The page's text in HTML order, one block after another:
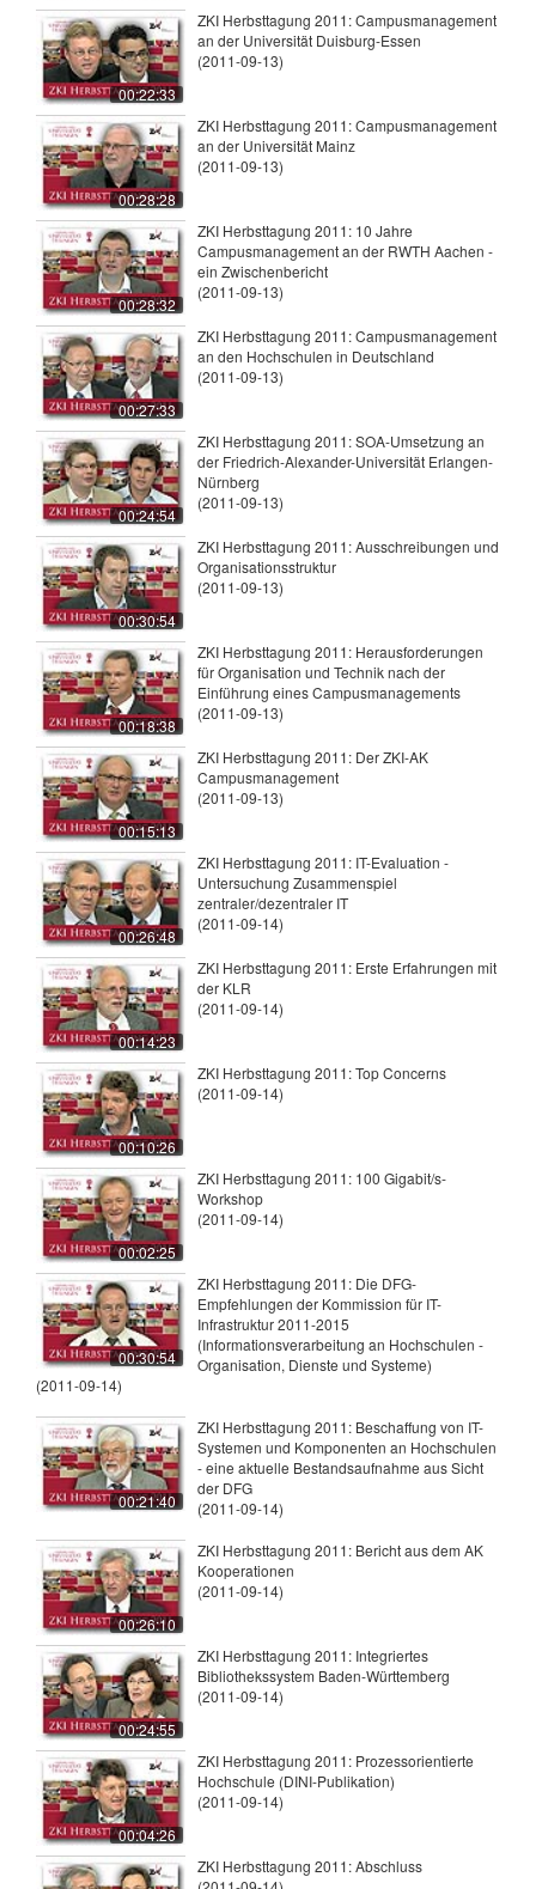
00:22:33
ZKI Herbsttagung 2011: Campusmanagement
an der Universität Duisburg-Essen
(2011-09-13)
00:28:28
ZKI Herbsttagung 2011: Campusmanagement
an der Universität Mainz
(2011-09-13)
00:28:32
ZKI Herbsttagung 2011: 10 Jahre
Campusmanagement an der RWTH Aachen -
ein Zwischenbericht
(2011-09-13)
00:27:33
ZKI Herbsttagung 2011: Campusmanagement
an den Hochschulen in Deutschland
(2011-09-13)
00:24:54
ZKI Herbsttagung 2011: SOA-Umsetzung an
der Friedrich-Alexander-Universität Erlangen-
Nürnberg
(2011-09-13)
00:30:54
ZKI Herbsttagung 2011: Ausschreibungen und
Organisationsstruktur
(2011-09-13)
00:18:38
ZKI Herbsttagung 2011: Herausforderungen
für Organisation und Technik nach der
Einführung eines Campusmanagements
(2011-09-13)
00:15:13
ZKI Herbsttagung 2011: Der ZKI-AK
Campusmanagement
(2011-09-13)
00:26:48
ZKI Herbsttagung 2011: IT-Evaluation -
Untersuchung Zusammenspiel
zentraler/dezentraler IT
(2011-09-14)
00:14:23
ZKI Herbsttagung 2011: Erste Erfahrungen mit
der KLR
(2011-09-14)
00:10:26
ZKI Herbsttagung 2011: Top Concerns
(2011-09-14)
00:02:25
ZKI Herbsttagung 2011: 100 Gigabit/s-
Workshop
(2011-09-14)
00:30:54
ZKI Herbsttagung 2011: Die DFG-
Empfehlungen der Kommission für IT-
Infrastruktur 2011-2015
(Informationsverarbeitung an Hochschulen -
Organisation, Dienste und Systeme)
(2011-09-14)
00:21:40
ZKI Herbsttagung 2011: Beschaffung von IT-
Systemen und Komponenten an Hochschulen
- eine aktuelle Bestandsaufnahme aus Sicht
der DFG
(2011-09-14)
00:26:10
ZKI Herbsttagung 2011: Bericht aus dem AK
Kooperationen
(2011-09-14)
00:24:55
ZKI Herbsttagung 2011: Integriertes
Bibliothekssystem Baden-Württemberg
(2011-09-14)
00:04:26
ZKI Herbsttagung 2011: Prozessorientierte
Hochschule (DINI-Publikation)
(2011-09-14)
ZKI Herbsttagung 2011: Abschluss